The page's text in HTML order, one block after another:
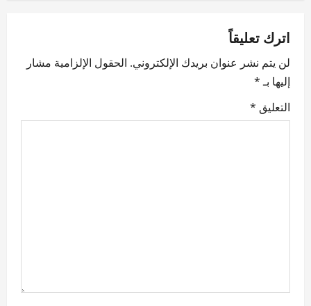
v
i
g
a
اترك تعليقاً
لن يتم نشر عنوان بريدك الإلكتروني. الحقول الإلزامية مشار
إليها بـ*
التعليق *